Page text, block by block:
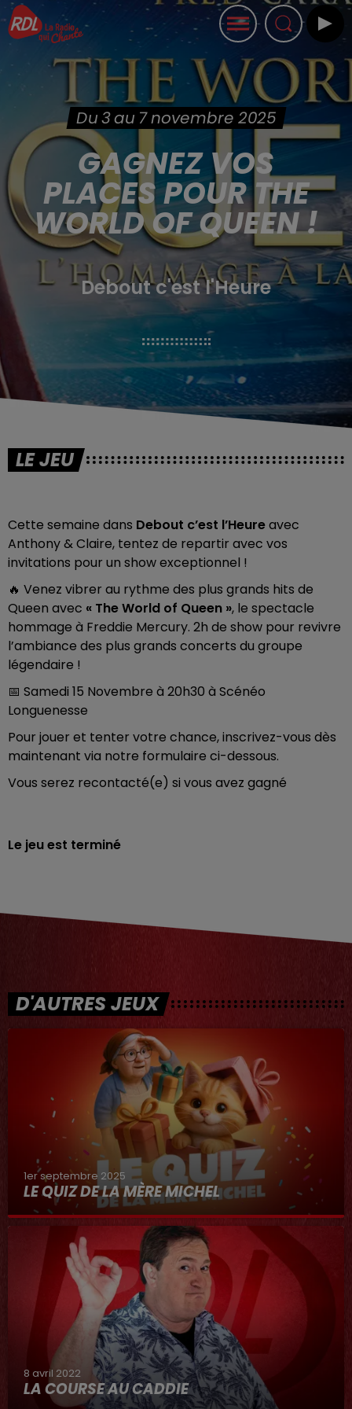
Du 3 au 7 novembre 2025
GAGNEZ VOS
PLACES POUR THE
WORLD OF QUEEN !
Debout c'est l'Heure
LE JEU
Cette semaine dans Debout c’est l’Heureavec
Anthony & Claire, tentez de repartir avec vos
invitations pour un show exceptionnel !
🔥 Venez vibrer au rythme des plus grands hits de
Queen avec « The World of Queen », le spectacle
hommage à Freddie Mercury. 2h de show pour revivre
l’ambiance des plus grands concerts du groupe
légendaire !
📅 Samedi 15 Novembre à 20h30 à Scénéo
Longuenesse
Pour jouer et tenter votre chance, inscrivez-vous dès
maintenant via notre formulaire ci-dessous.
Vous serez recontacté(e) si vous avez gagné
Le jeu est terminé
D'AUTRES JEUX
1er septembre 2025
LE QUIZ DE LA MÈRE MICHEL
8 avril 2022
LA COURSE AU CADDIE